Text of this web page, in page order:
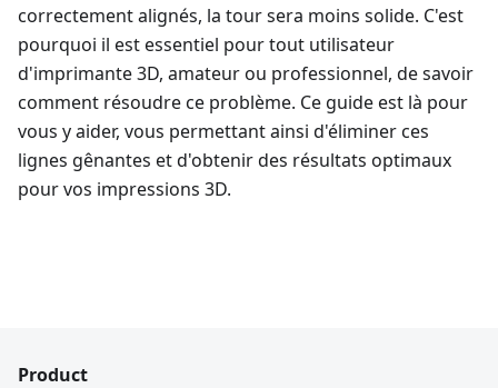
correctement alignés, la tour sera moins solide. C'est
pourquoi il est essentiel pour tout utilisateur
d'imprimante 3D, amateur ou professionnel, de savoir
comment résoudre ce problème. Ce guide est là pour
vous y aider, vous permettant ainsi d'éliminer ces
lignes gênantes et d'obtenir des résultats optimaux
pour vos impressions 3D.
Product